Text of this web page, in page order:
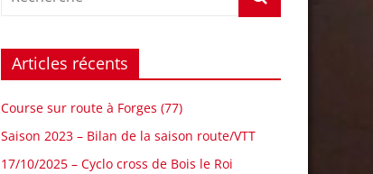
Articles récents
Course sur route à Forges (77)
Saison 2023 – Bilan de la saison route/VTT
17/10/2025 – Cyclo cross de Bois le Roi